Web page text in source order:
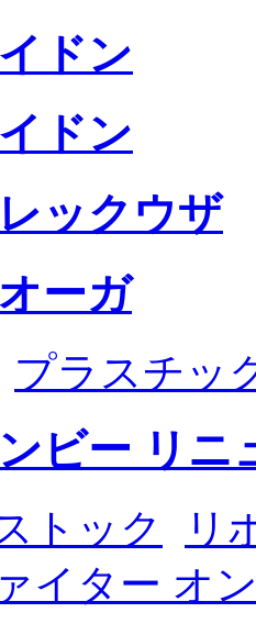
ドン
ドン
ックウザ
ーガ
プラスチッ
ビー リニ
トック
リ
イター オ